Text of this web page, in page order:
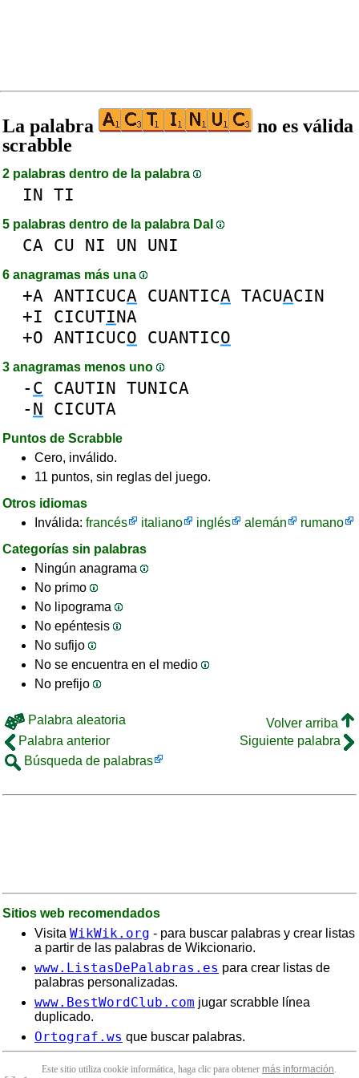
La palabra
no es válida
scrabble
2 palabras dentro de la palabra
IN TI
5 palabras dentro de la palabra DaI
CA CU NI UN UNI
6 anagramas más una
+A ANTICUCA CUANTICA TACUACIN
+I CICUTINA
+O ANTICUCO CUANTICO
3 anagramas menos uno
- C CAUTIN TUNICA
- N CICUTA
Puntos de Scrabble
Cero, inválido.
11 puntos, sin reglas del juego.
Otros idiomas
Inválida: francés italiano inglés alemán
rumano
Categorías sin palabras
Ningún anagrama
No primo
No lipograma
No epéntesis
No sufijo
No se encuentra en el medio
No prefijo
Palabra aleatoria
Volver arriba
Palabra anterior
Siguiente palabra
Búsqueda de palabras
Sitios web recomendados
Visita WikWik.org - para buscar palabras y crear listas
a partir de las palabras de Wikcionario.
www.ListasDePalabras.es para crear listas de
palabras personalizadas.
www.BestWordClub.com jugar scrabble línea
duplicado.
Ortograf.ws que buscar palabras.
Este sitio utiliza cookie informática, haga clic para obtener más información.